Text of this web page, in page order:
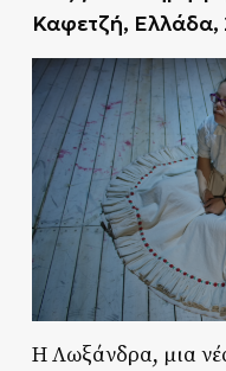
Καφετζή, Ελλάδα,
Η Λωξάνδρα, μια